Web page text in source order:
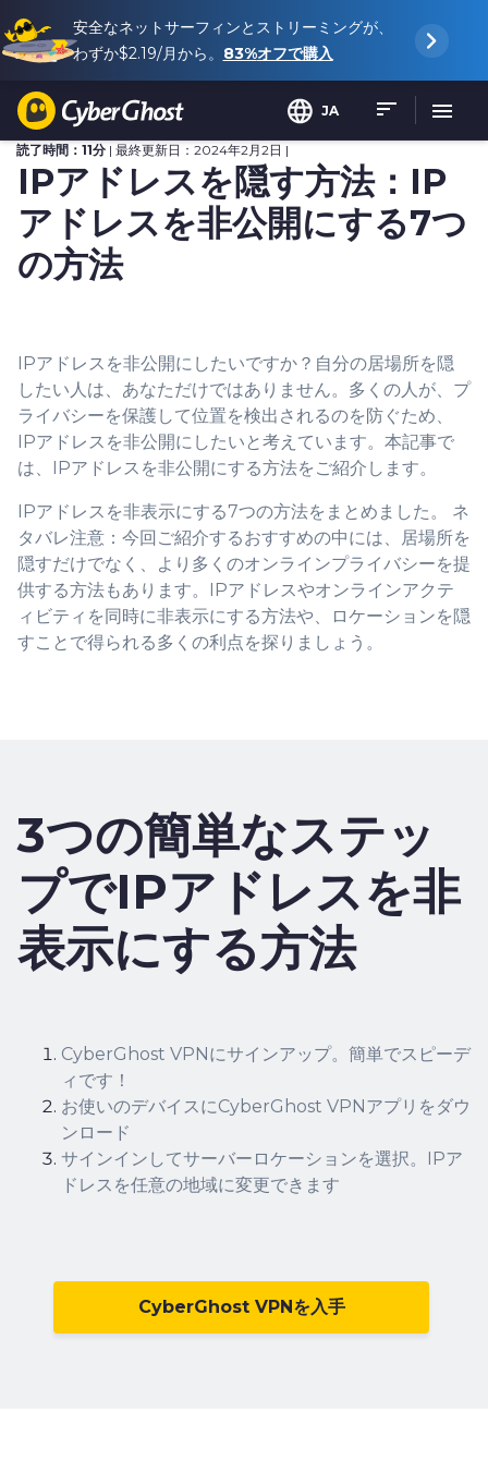
安全なネットサーフィンとストリーミングが、
わずか$2.19/月から。 83%オフで購入
JA
読了時間：11分 | 最終更新日：2024年2月2日 |
IPアドレスを隠す方法：IP
アドレスを非公開にする7つ
の方法
IPアドレスを非公開にしたいですか？自分の居場所を隠
したい人は、あなただけではありません。多くの人が、プ
ライバシーを保護して位置を検出されるのを防ぐため、
IPアドレスを非公開にしたいと考えています。本記事で
は、IPアドレスを非公開にする方法をご紹介します。
IPアドレスを非表示にする7つの方法をまとめました。 ネ
タバレ注意：今回ご紹介するおすすめの中には、居場所を
隠すだけでなく、より多くのオンラインプライバシーを提
供する方法もあります。IPアドレスやオンラインアクテ
ィビティを同時に非表示にする方法や、ロケーションを隠
すことで得られる多くの利点を探りましょう。
3つの簡単なステッ
プでIPアドレスを非
表示にする方法
CyberGhost VPNにサインアップ。簡単でスピーデ
ィです！
お使いのデバイスにCyberGhost VPNアプリをダウ
ンロード
サインインしてサーバーロケーションを選択。IPア
ドレスを任意の地域に変更できます
CyberGhost VPNを入手